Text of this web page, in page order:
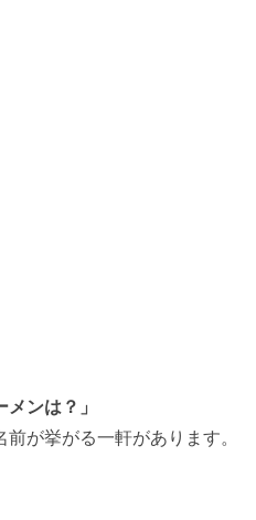
ンは？」
が挙がる一軒があります。